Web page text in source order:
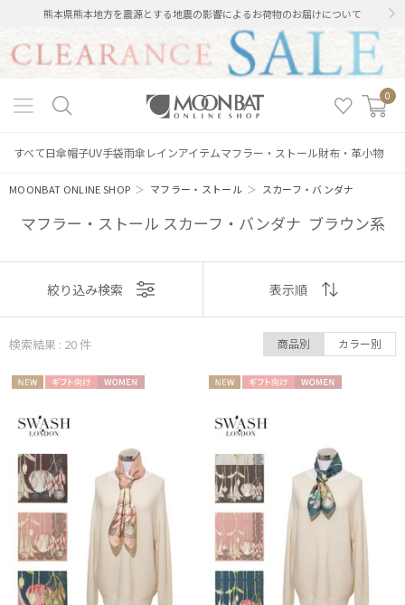
熊本県熊本地方を震源とする地震の影響によるお荷物のお届けについて
0
すべて日傘帽子UV手袋雨傘 レインアイテムマフラー・ストール財布・革小物
MOONBAT ONLINE SHOP ＞ マフラー・ストール ＞ スカーフ・バンダナ
マフラー・ストール スカーフ・バンダナ ブラウン系
表示
おすすめ
価格の高い
順
価格の低い
順
人気順
売上点数順
絞り込み検索 表示順
検索結果 : 20件 商品別 カラー別
向け
向け